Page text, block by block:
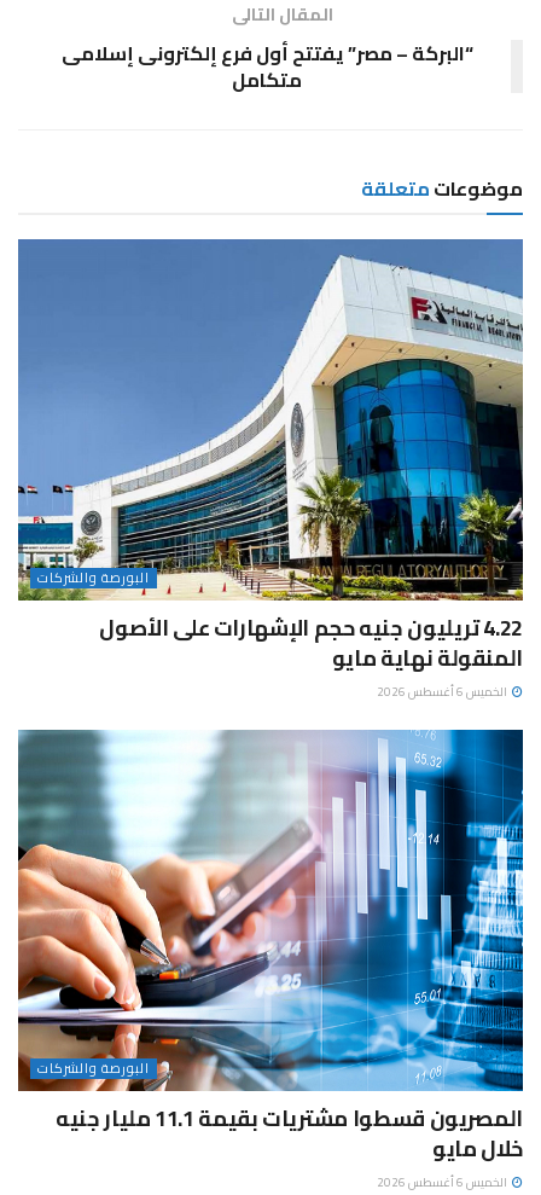
المقال التالى
“البركة – مصر” يفتتح أول فرع إلكترونى إسلامى
متكامل
موضوعاتمتعلقة
البورصة والشركات
4.22 تريليون جنيه حجم الإشهارات على الأصول
المنقولة نهاية مايو
الخميس 6 أغسطس 2026
البورصة والشركات
المصريون قسطوا مشتريات بقيمة 11.1 مليار جنيه
خلال مايو
الخميس 6 أغسطس 2026